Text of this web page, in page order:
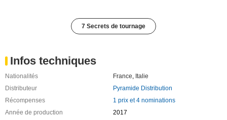
7 Secrets de tournage
Infos techniques
Nationalités France, Italie
Distributeur
Pyramide Distribution
Récompenses
1 prix et 4 nominations
Année de production
2017